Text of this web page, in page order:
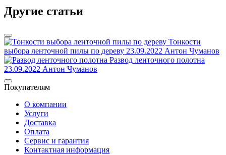
Другие статьи
Тонкости
выбора ленточной пилы по дереву 23.09.2022 Антон Чуманов
Развод ленточного полотна
23.09.2022 Антон Чуманов
Покупателям
О компании
Услуги
Доставка
Оплата
Сервис и гарантия
Контактная информация